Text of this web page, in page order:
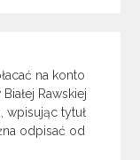
na konto
Rawskiej
, wpisując tytuł
odpisać od